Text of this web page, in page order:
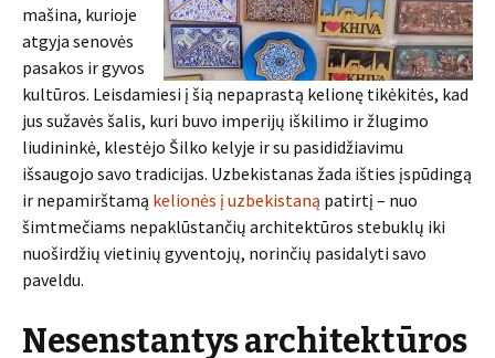
mašina, kurioje
atgyja senovės
pasakos ir gyvos
kultūros. Leisdamiesi į šią nepaprastą kelionę tikėkitės, kad
jus sužavės šalis, kuri buvo imperijų iškilimo ir žlugimo
liudininkė, klestėjo Šilko kelyje ir su pasididžiavimu
išsaugojo savo tradicijas. Uzbekistanas žada išties įspūdingą
ir nepamirštamą kelionės į uzbekistaną patirtį – nuo
šimtmečiams nepaklūstančių architektūros stebuklų iki
nuoširdžių vietinių gyventojų, norinčių pasidalyti savo
paveldu.
Nesenstantys architektūros